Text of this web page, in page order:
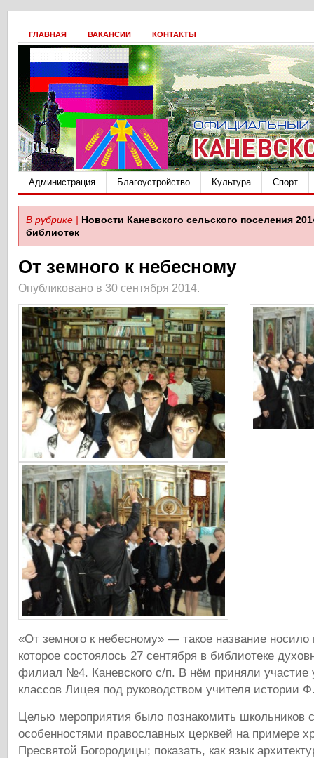
ГЛАВНАЯ ВАКАНСИИ КОНТАКТЫ
Администрация Благоустройство Культура Спорт
В рубрике | Новости Каневского сельского поселения
библиотек
От земного к небесному
Опубликовано в 30 сентября 2014.
«От земного к небесному» — такое название носило
которое состоялось 27 сентября в библиотеке
филиал №4. Каневского с/п. В нём приняли участие
классов Лицея под руководством учителя истории
Целью мероприятия было познакомить школьников
особенностями православных церквей на примере
Пресвятой Богородицы; показать, как язык